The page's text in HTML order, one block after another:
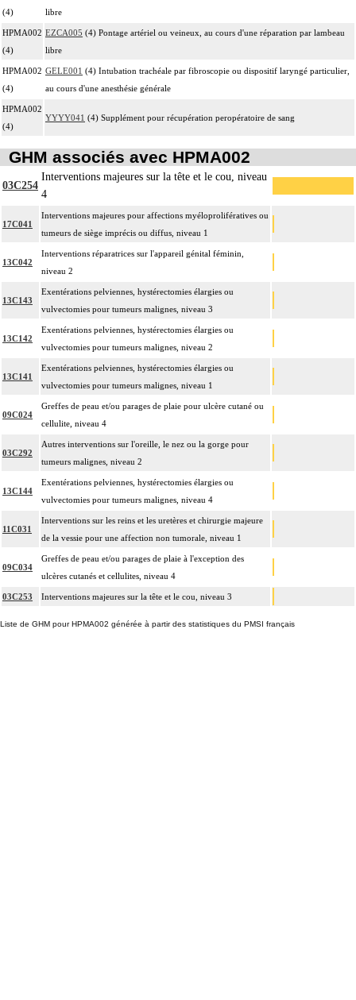
(4)
libre
HPMA002
(4)
EZCA005 (4) Pontage artériel ou veineux, au cours d'une réparation par lambeau
libre
HPMA002
(4)
GELE001 (4) Intubation trachéale par fibroscopie ou dispositif laryngé particulier,
au cours d'une anesthésie générale
HPMA002
(4)
YYYY041 (4) Supplément pour récupération peropératoire de sang
GHM associés avec HPMA002
03C254
Interventions majeures sur la tête et le cou, niveau
4
17C041
Interventions majeures pour affections myéloprolifératives ou
tumeurs de siège imprécis ou diffus, niveau 1
13C042
Interventions réparatrices sur l'appareil génital féminin,
niveau 2
13C143
Exentérations pelviennes, hystérectomies élargies ou
vulvectomies pour tumeurs malignes, niveau 3
13C142
Exentérations pelviennes, hystérectomies élargies ou
vulvectomies pour tumeurs malignes, niveau 2
13C141
Exentérations pelviennes, hystérectomies élargies ou
vulvectomies pour tumeurs malignes, niveau 1
09C024
Greffes de peau et/ou parages de plaie pour ulcère cutané ou
cellulite, niveau 4
03C292
Autres interventions sur l'oreille, le nez ou la gorge pour
tumeurs malignes, niveau 2
13C144
Exentérations pelviennes, hystérectomies élargies ou
vulvectomies pour tumeurs malignes, niveau 4
11C031
Interventions sur les reins et les uretères et chirurgie majeure
de la vessie pour une affection non tumorale, niveau 1
09C034
Greffes de peau et/ou parages de plaie à l'exception des
ulcères cutanés et cellulites, niveau 4
03C253 Interventions majeures sur la tête et le cou, niveau 3
Liste de GHM pour HPMA002 générée à partir des statistiques du PMSI français